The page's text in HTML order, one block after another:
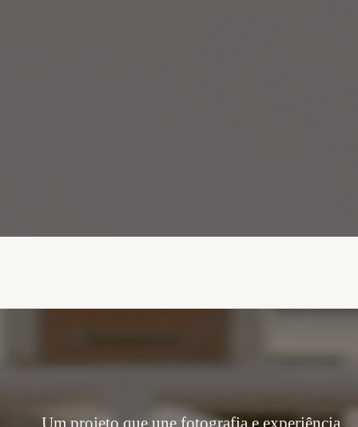
Um projeto que une fotografia e experiência